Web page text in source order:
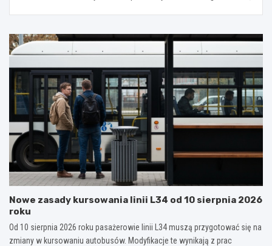
Nowe zasady kursowania linii L34 od 10 sierpnia 2026
roku
Od 10 sierpnia 2026 roku pasażerowie linii L34 muszą przygotować się na
zmiany w kursowaniu autobusów. Modyfikacje te wynikają z prac